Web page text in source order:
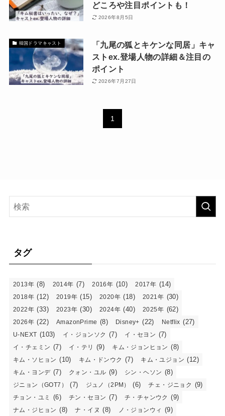
どころや注目ポイントも！
2026年8月5日
韓国ドラマキャスト
「九尾の狐とキケンな同居」キャ
ストex.登場人物の詳細＆注目の
ポイント
2026年7月27日
1
タグ
2013年 (8) 2014年 (7) 2016年 (10) 2017年 (14)
2018年 (12) 2019年 (15) 2020年 (18) 2021年 (30)
2022年 (33) 2023年 (30) 2024年 (40) 2025年 (62)
2026年 (22) AmazonPrime (8) Disney+ (22) Netflix (27)
U-NEXT (103) イ・ジョンソク (7) イ・セヨン (7)
イ・チェミン (7) イ・テリ (9) キム・ジョンヒョン (8)
キム・ソヒョン (10) キム・ドンウク (7) キム・ユジョン (12)
キム・ヨンデ (7) クォン・ユル (9) シン・ヘソン (8)
ジニョン（GOT7） (7) ジュノ（2PM） (6) チェ・ジニョク (9)
チョン・ユミ (6) チン・セヨン (7) チ・チャンウク (9)
ナム・ジヒョン (8) ナ・イヌ (8) ノ・ジョンウィ (9)